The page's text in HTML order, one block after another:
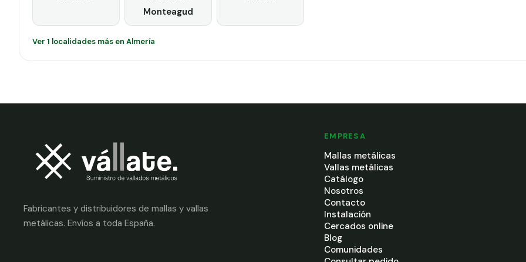
Monteagud
Ver 1 localidades más en Almería
Fabricantes y distribuidores de mallas y vallas
metálicas. Envíos a toda España.
EMPRESA
Mallas metálicas
Vallas metálicas
Catálogo
Nosotros
Contacto
Instalación
Cercados online
Blog
Comunidades